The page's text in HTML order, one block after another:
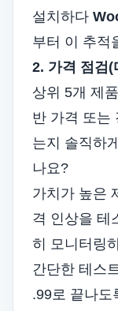
설치하다
부터 이 추적
2. 가격 점검(
상위 5개 제
반 가격 또는
는지 솔직하
나요?
가치가 높은
격 인상을 테
히 모니터링
간단한 테스
.99로 끝나도